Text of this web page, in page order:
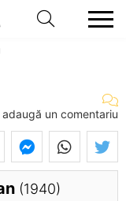
adaugă un comentariu
(1940)